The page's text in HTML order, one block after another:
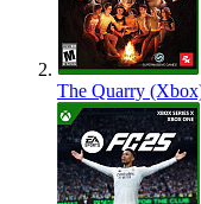
The Quarry